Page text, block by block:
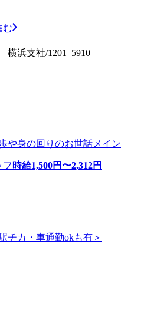
む
浜支社/1201_5910
や身の回りのお世話メイン
フ 時給1,500円〜2,312円
チカ・車通勤okも有＞